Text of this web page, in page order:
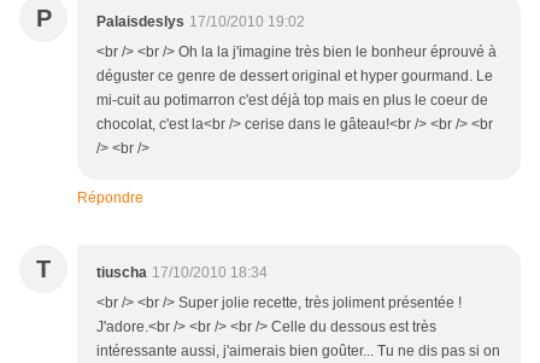
P Palaisdeslys 17/10/2010 19:02
<br /> <br /> Oh la la j'imagine très bien le bonheur éprouvé à
déguster ce genre de dessert original et hyper gourmand. Le
mi-cuit au potimarron c'est déjà top mais en plus le coeur de
chocolat, c'est la<br /> cerise dans le gâteau!<br /> <br /> <br
/> <br />
Répondre
T tiuscha 17/10/2010 18:34
<br /> <br /> Super jolie recette, très joliment présentée !
J'adore.<br /> <br /> <br /> Celle du dessous est très
intéressante aussi, j'aimerais bien goûter... Tu ne dis pas si on